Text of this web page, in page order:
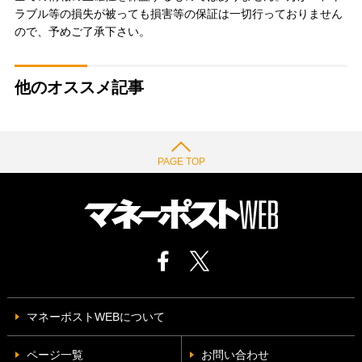
ラブル等の損失が被っても損害等の保証は一切行っておりません
ので、予めご了承下さい。
他のオススメ記事
PAGE TOP
マネーポストWEBについて
ページ一覧 お問い合わせ